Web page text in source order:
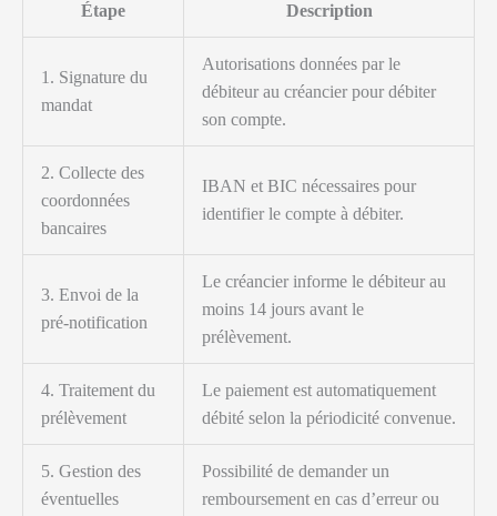
Étape Description
1. Signature du
mandat
Autorisations données par le
débiteur au créancier pour débiter
son compte.
2. Collecte des
coordonnées
bancaires
IBAN et BIC nécessaires pour
identifier le compte à débiter.
3. Envoi de la
pré-notification
Le créancier informe le débiteur au
moins 14 jours avant le
prélèvement.
4. Traitement du
prélèvement
Le paiement est automatiquement
débité selon la périodicité convenue.
5. Gestion des
éventuelles
Possibilité de demander un
remboursement en cas d’erreur ou